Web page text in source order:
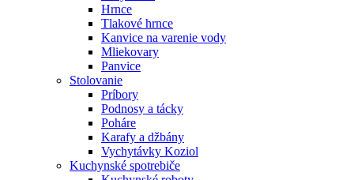
Hrnce
Tlakové hrnce
Kanvice na varenie vody
Mliekovary
Panvice
Stolovanie
Príbory
Podnosy a tácky
Poháre
Karafy a džbány
Vychytávky Koziol
Kuchynské spotrebiče